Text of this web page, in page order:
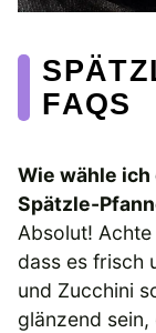
FAQS
Wie wähle
Spätzle-
Absolut!
dass es frisch
und Zucchini
glänzend